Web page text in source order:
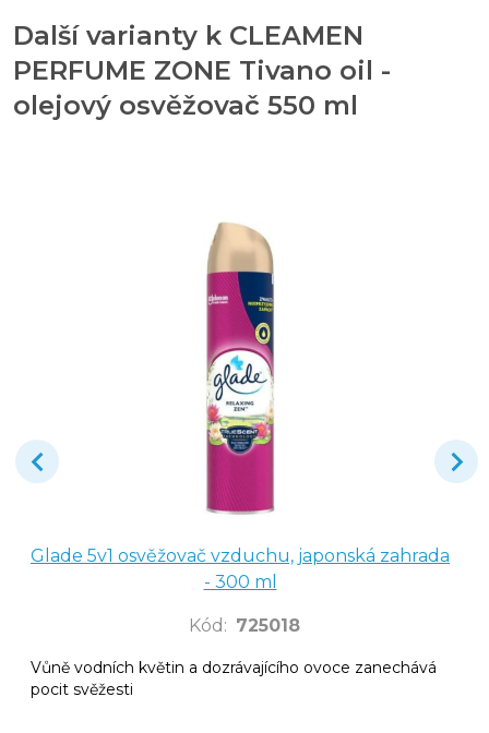
Další varianty k CLEAMEN
PERFUME ZONE Tivano oil -
olejový osvěžovač 550 ml
Glade 5v1 osvěžovač vzduchu, japonská zahrada
- 300 ml
Kód : 725018
Vůně vodních květin a dozrávajícího ovoce zanechává
pocit svěžesti